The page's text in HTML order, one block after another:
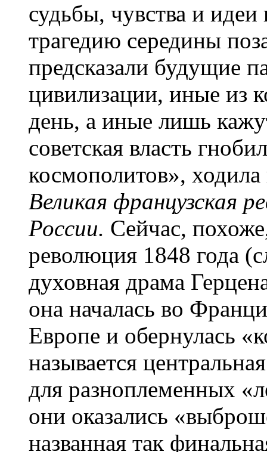
судьбы, чувства и
трагедию середины
предсказали будущие
цивилизации, иные из
день, а иные лишь
советская власть
космополитов»,
Великая французская
России. Сейчас,
революция 1848 года
духовная драма
она началась во
Европе и обернулась
называется
для разноплеменных
они оказались
названная так